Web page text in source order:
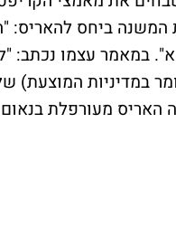
ביחס להאריס:
במאמר עצמו נכתב:
במדיניות
האריס מעורפלת